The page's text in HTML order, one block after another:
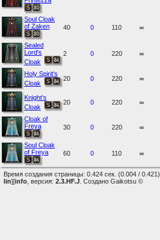
Soul Cloak
of Zaken
40 0 110 ∞
Sealed
Lord's
Cloak
2 0 220 ∞
Holy Spirit's
Cloak
20 0 220 ∞
Knight's
Cloak
20 0 220 ∞
Cloak of
Freya
30 0 220 ∞
Soul Cloak
of Freya
60 0 110 ∞
Время создания страницы: 0.424 сек. (0.004 / 0.421).
lin][info , версия: 2.3.HF.J . Создано Gaikotsu ©